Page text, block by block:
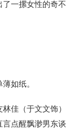
一摞女性的奇不
如纸。
佳（于文文饰）
点醒飘渺男东谈